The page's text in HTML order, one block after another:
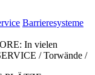
Barrieresysteme
In vielen
/ Torwände /